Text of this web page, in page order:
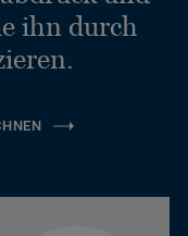
ihn durch